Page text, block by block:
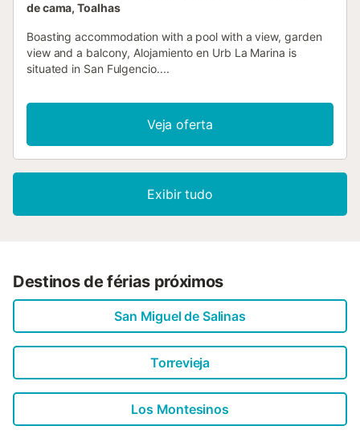
de cama, Toalhas
Boasting accommodation with a pool with a view, garden
view and a balcony, Alojamiento en Urb La Marina is
situated in San Fulgencio....
Veja oferta
Exibir tudo
Destinos de férias próximos
San Miguel de Salinas
Torrevieja
Los Montesinos